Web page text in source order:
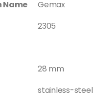
Name
Gemax
2305
28 mm
stainless-steel